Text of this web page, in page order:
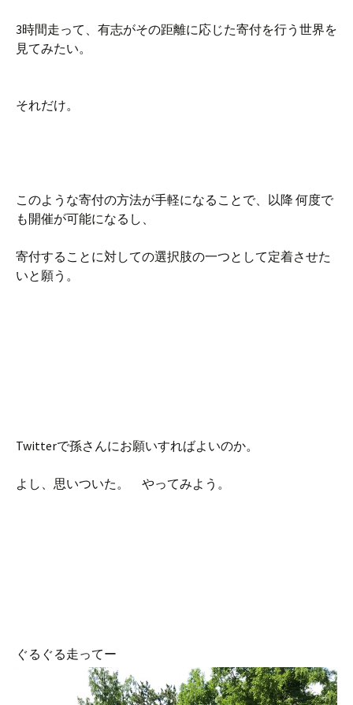
3時間走って、有志がその距離に応じた寄付を行う世界を
見てみたい。
それだけ。
このような寄付の方法が手軽になることで、以降 何度で
も開催が可能になるし、
寄付することに対しての選択肢の一つとして定着させた
いと願う。
Twitterで孫さんにお願いすればよいのか。
よし、思いついた。 やってみよう。
ぐるぐる走ってー